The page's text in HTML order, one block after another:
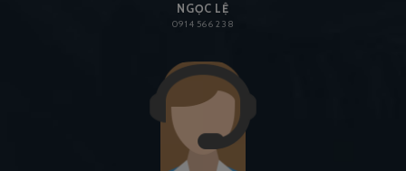
NGỌC LỆ
0914 566 238